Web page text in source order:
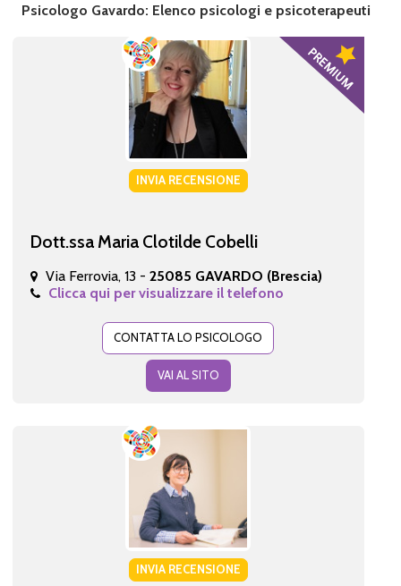
Psicologo Gavardo: Elenco psicologi e psicoterapeuti
INVIA RECENSIONE
Dott.ssa Maria Clotilde Cobelli
Via Ferrovia, 13 - 25085 GAVARDO (Brescia)
Clicca qui per visualizzare il telefono
CONTATTA LO PSICOLOGO
VAI AL SITO
INVIA RECENSIONE